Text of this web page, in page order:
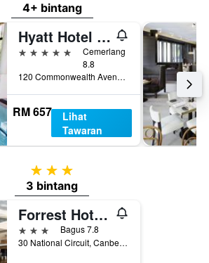
4+ bintang
Hyatt Hotel Canberra- A Park Hyatt Hotel
5 bintang
Cemerlang
8.8
120 Commonwealth Avenue, Canberra, ACT, Australia
RM 657
Lihat
Tawaran
3 bintang
3 bintang
Forrest Hotel and Apartments
3 bintangBagus 7.8
30 National Circuit, Canberra, ACT, Australia